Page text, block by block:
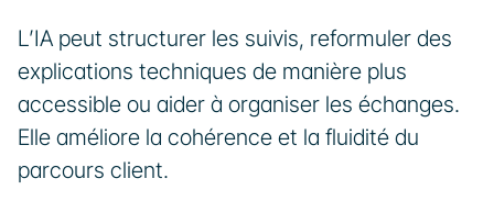
L’IA peut structurer les suivis, reformuler des
explications techniques de manière plus
accessible ou aider à organiser les échanges.
Elle améliore la cohérence et la fluidité du
parcours client.